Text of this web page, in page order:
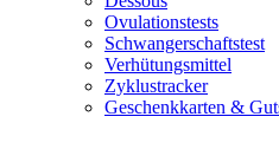
Ovulationstests
Schwangerschaftstest
Verhütungsmittel
Zyklustracker
Geschenkkarten &